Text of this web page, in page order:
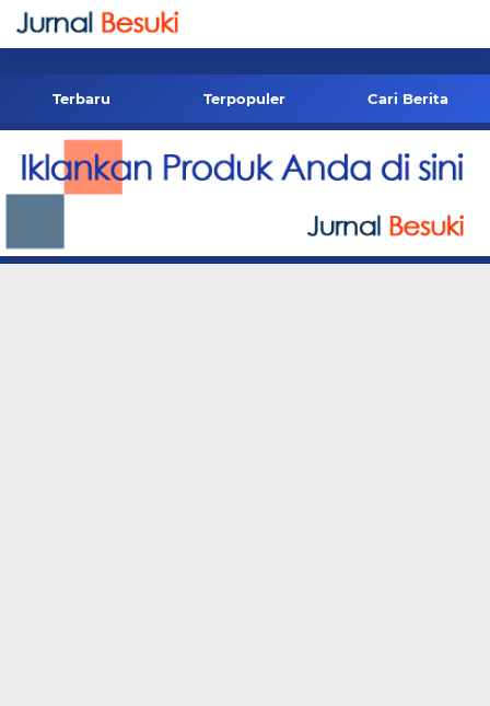
-->
Terbaru Terpopuler Cari Berita